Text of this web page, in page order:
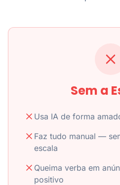
Sem a
Usa IA de forma
Faz tudo manual —
escala
Queima verba em
positivo